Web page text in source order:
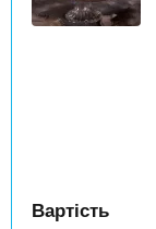
Вартість